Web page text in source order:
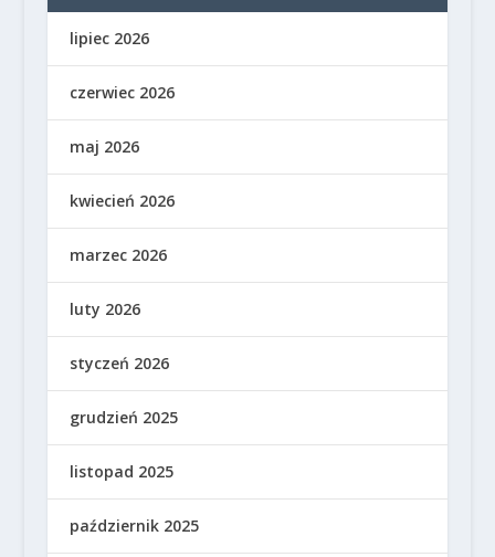
lipiec 2026
czerwiec 2026
maj 2026
kwiecień 2026
marzec 2026
luty 2026
styczeń 2026
grudzień 2025
listopad 2025
październik 2025